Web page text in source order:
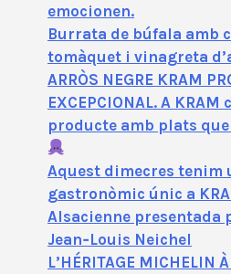
emocionen.
Burrata de búfala amb
tomàquet i vinagreta
ARRÒS NEGRE KRAM
EXCEPCIONAL. A
producte amb plats
Aquest dimecres tenim
gastronòmic únic a
Alsacienne presentada
Jean‑Louis Neichel
L’HÉRITAGE MICHELIN